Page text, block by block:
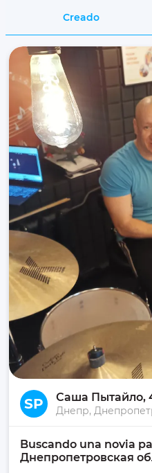
Creado
SP Саша Пытайло,
Buscando una novia
Днепропетровская